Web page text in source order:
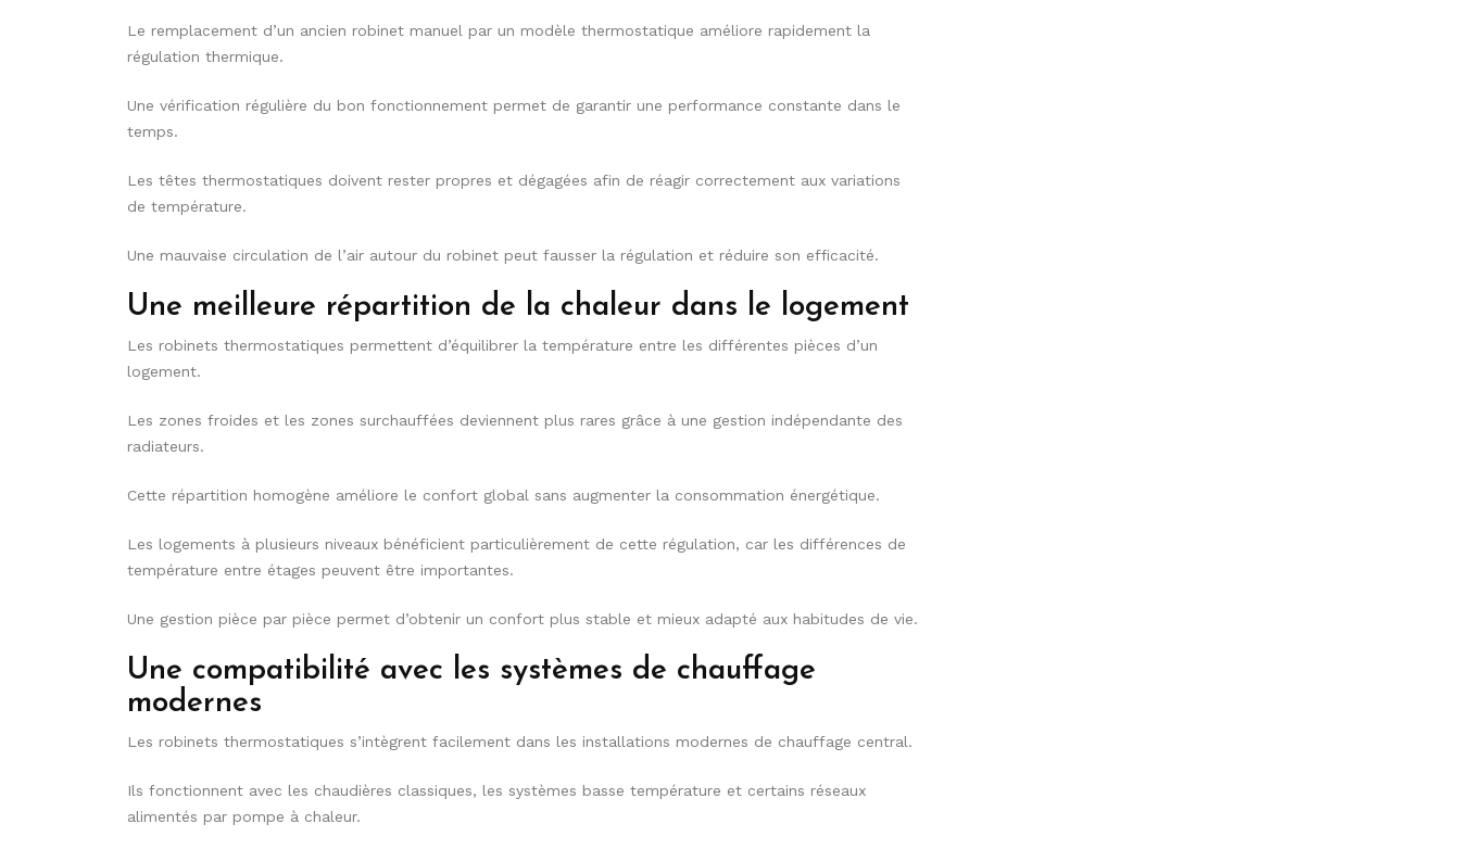
Le remplacement d’un ancien robinet manuel par un modèle thermostatique améliore rapidement la
régulation thermique.
Une vérification régulière du bon fonctionnement permet de garantir une performance constante dans le
temps.
Les têtes thermostatiques doivent rester propres et dégagées afin de réagir correctement aux variations
de température.
Une mauvaise circulation de l’air autour du robinet peut fausser la régulation et réduire son efficacité.
Une meilleure répartition de la chaleur dans le logement
Les robinets thermostatiques permettent d’équilibrer la température entre les différentes pièces d’un
logement.
Les zones froides et les zones surchauffées deviennent plus rares grâce à une gestion indépendante des
radiateurs.
Cette répartition homogène améliore le confort global sans augmenter la consommation énergétique.
Les logements à plusieurs niveaux bénéficient particulièrement de cette régulation, car les différences de
température entre étages peuvent être importantes.
Une gestion pièce par pièce permet d’obtenir un confort plus stable et mieux adapté aux habitudes de vie.
Une compatibilité avec les systèmes de chauffage
modernes
Les robinets thermostatiques s’intègrent facilement dans les installations modernes de chauffage central.
Ils fonctionnent avec les chaudières classiques, les systèmes basse température et certains réseaux
alimentés par pompe à chaleur.